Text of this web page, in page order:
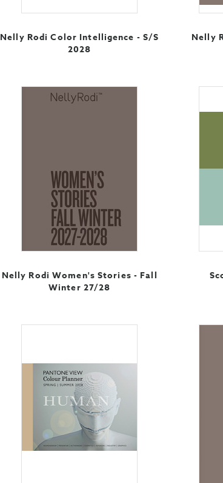
Nelly Rodi Color Intelligence - S/S
2028
Nelly
Nelly Rodi Women's Stories - Fall
Winter 27/28